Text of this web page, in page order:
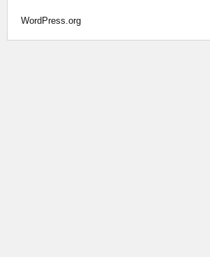
WordPress.org